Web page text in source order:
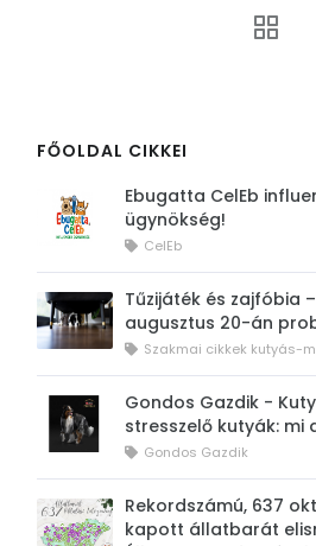
FŐOLDAL CIKKEI
Ebugatta CelEb
ügynökség!
CelEb
Tűzijáték és zajfóbia
augusztus 20-án
Szakmai cikkek kutyás-
Gondos Gazdik -
stresszelő kutyák: mi
Gondos Gazdik
Rekordszámú, 637
kapott állatbarát